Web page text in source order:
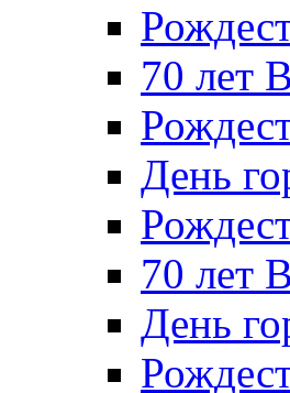
70 лет
День
70 лет
День